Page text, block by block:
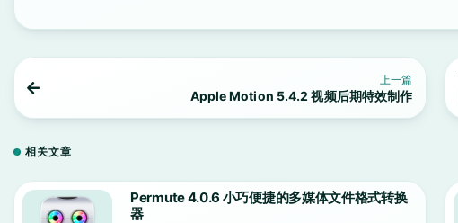
上一篇
Apple Motion 5.4.2 视频后期特效制作
相关文章
Permute 4.0.6 小巧便捷的多媒体文件格式转换
器